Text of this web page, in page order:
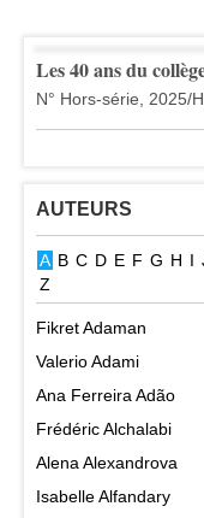
Les 40 ans du
N° Hors-série, 2025/
AUTEURS
A B C D E F G H I
Z
Fikret Adaman
Valerio Adami
Ana Ferreira Adão
Frédéric Alchalabi
Alena Alexandrova
Isabelle Alfandary